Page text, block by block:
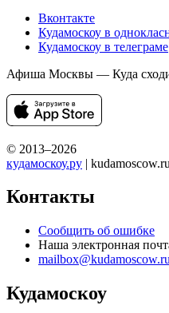
Вконтакте
Кудамоскоу в
Кудамоскоу в телеграме
Афиша Москвы — Куда
© 2013–2026
кудамоскоу.ру | kudamoscow.ru
Контакты
Сообщить об ошибке
Наша электронная
mailbox@kudamoscow.ru
Кудамоскоу